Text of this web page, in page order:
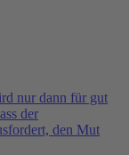
nur dann für gut
der
den Mut